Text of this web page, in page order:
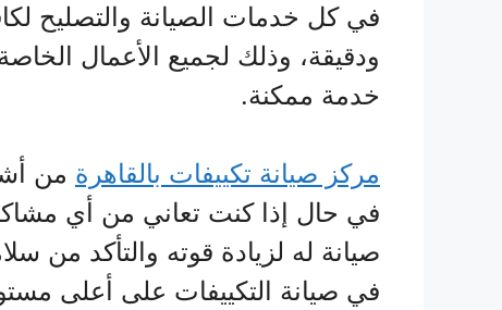
في كل خدمات الصيانة والتصليح
ودقيقة، وذلك لجميع الأعمال
خدمة ممكنة.
مركز صيانة تكييفات بالقاهرة من
في حال إذا كنت تعاني من أي
صيانة له لزيادة قوته والتأكد من
في صيانة التكييفات على أعلى